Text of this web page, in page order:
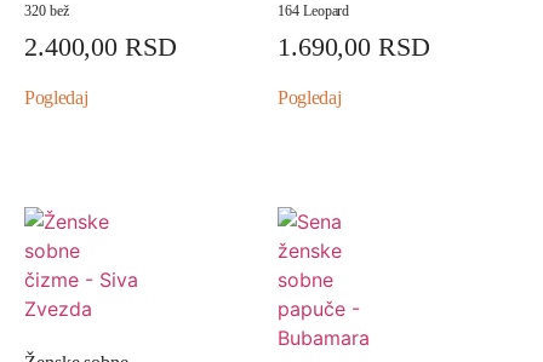
320 bež
2.400,00RSD
Pogledaj
164 Leopard
1.690,00RSD
Pogledaj